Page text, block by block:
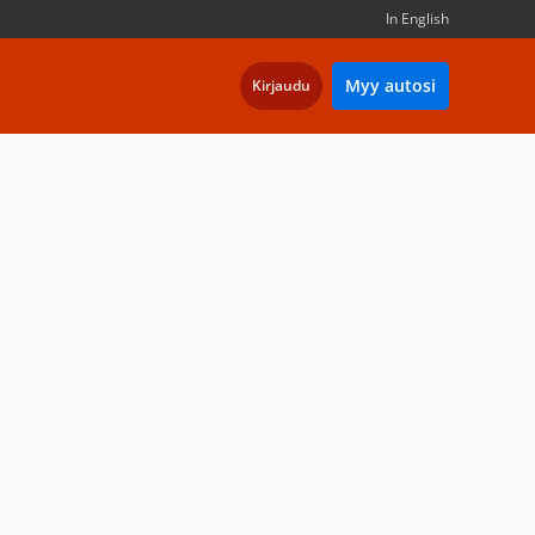
In English
Kirjaudu Myy autosi